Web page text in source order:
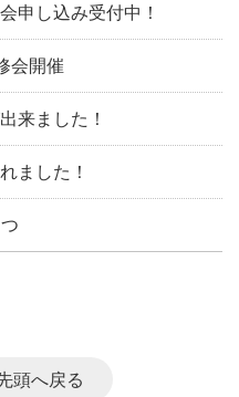
申し込み受付中！
会開催
来ました！
ました！
頭へ戻る